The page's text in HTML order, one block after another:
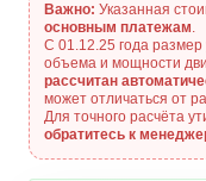
Важно: Указанная
основным платежам.
С 01.12.25 года размер
объема и мощности
рассчитан
может отличаться от
Для точного расчёта
обратитесь к